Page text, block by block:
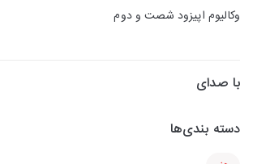
وکالیوم اپیزود شصت و دوم
با صدای
دسته بندی‌ها